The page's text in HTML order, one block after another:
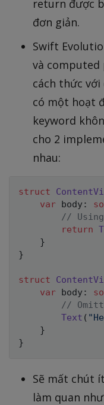
return được
đơn giản.
Swift
và
cách thức
có một hoạt
keyword
cho 2
nhau:
struct
var body:
//
return
}
}
struct
var body:
//
Text (
}
}
Sẽ mất chút
làm quan